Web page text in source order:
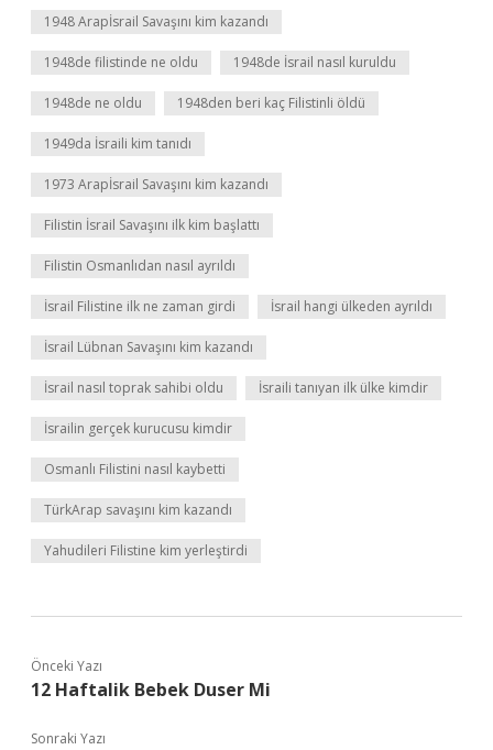
1948 Arapİsrail Savaşını kim kazandı
1948de filistinde ne oldu 1948de İsrail nasıl kuruldu
1948de ne oldu 1948den beri kaç Filistinli öldü
1949da İsraili kim tanıdı
1973 Arapİsrail Savaşını kim kazandı
Filistin İsrail Savaşını ilk kim başlattı
Filistin Osmanlıdan nasıl ayrıldı
İsrail Filistine ilk ne zaman girdi İsrail hangi ülkeden ayrıldı
İsrail Lübnan Savaşını kim kazandı
İsrail nasıl toprak sahibi oldu İsraili tanıyan ilk ülke kimdir
İsrailin gerçek kurucusu kimdir
Osmanlı Filistini nasıl kaybetti
TürkArap savaşını kim kazandı
Yahudileri Filistine kim yerleştirdi
Önceki Yazı
12 Haftalik Bebek Duser Mi
Sonraki Yazı